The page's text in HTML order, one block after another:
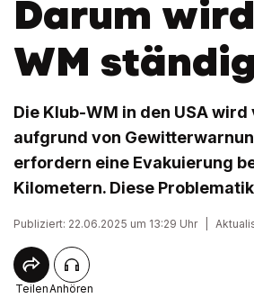
Darum
WM
Die Klub-WM in den USA
aufgrund von
erfordern eine Evakuierung
Kilometern. Diese
Publiziert: 22.06.2025 um 13:29 Uhr
TeilenAnhören